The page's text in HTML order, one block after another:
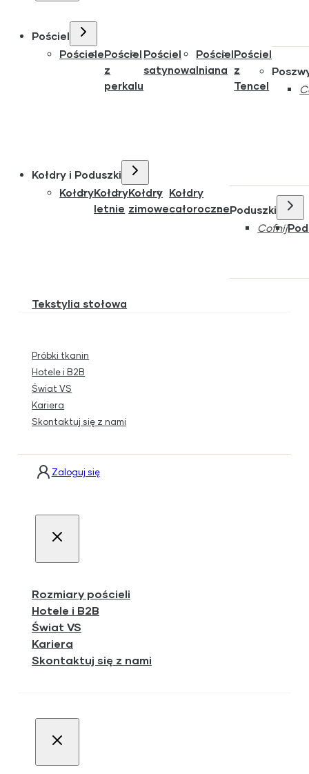
Pościel
PościelePościel
z
perkalu
Pościel
satynowa
Pościel
lniana
Pościel
z
Tencel
Kołdry i Poduszki
KołdryKołdry
letnie
Kołdry
zimowe
Kołdry
całorocznePoduszki
Cofnij
Tekstylia stołowa
Próbki tkanin
Hotele i B2B
Świat VS
Kariera
Skontaktuj się z nami
Zaloguj się
Rozmiary pościeli
Hotele i B2B
Świat VS
Kariera
Skontaktuj się z nami